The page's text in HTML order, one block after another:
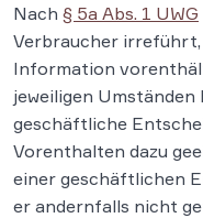
Nach § 5a Abs. 1 UWG
Verbraucher irreführt,
Information
jeweiligen
geschäftliche
Vorenthalten dazu
einer geschäftlichen
er andernfalls nicht